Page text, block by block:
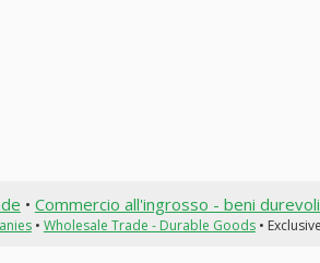
• Commercio all'ingrosso - beni durevoli
• Wholesale Trade - Durable Goods•